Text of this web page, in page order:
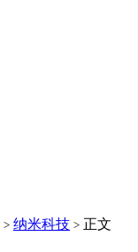
> 纳米科技 > 正文